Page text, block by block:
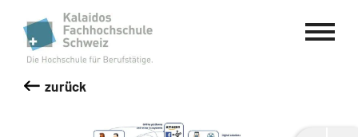
Kalaidos Fachhochschule Schweiz
zurück